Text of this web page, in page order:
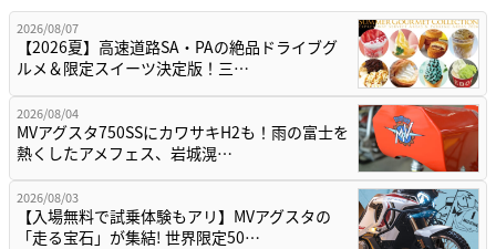
2026/08/07
【2026夏】高速道路SA・PAの絶品ドライブグ
ルメ＆限定スイーツ決定版！三…
2026/08/04
MVアグスタ750SSにカワサキH2も！雨の富士を
熱くしたアメフェス、岩城滉…
2026/08/03
【入場無料で試乗体験もアリ】MVアグスタの
「走る宝石」が集結! 世界限定50…